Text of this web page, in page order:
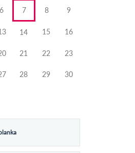
6 7 8 9
14 15 16
21 22 23
28 29 30